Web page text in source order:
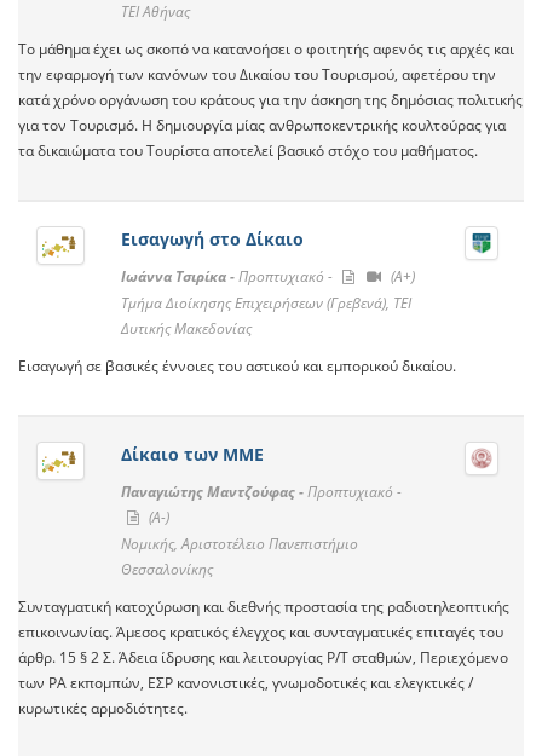
ΤΕΙ Αθήνας
Το μάθημα έχει ως σκοπό να κατανοήσει ο φοιτητής αφενός τις αρχές και
την εφαρμογή των κανόνων του Δικαίου του Τουρισμού, αφετέρου την
κατά χρόνο οργάνωση του κράτους για την άσκηση της δημόσιας πολιτικής
για τον Τουρισμό. Η δημιουργία μίας ανθρωποκεντρικής κουλτούρας για
τα δικαιώματα του Τουρίστα αποτελεί βασικό στόχο του μαθήματος.
Εισαγωγή στο Δίκαιο
Ιωάννα Τσιρίκα -Προπτυχιακό -
(A+)
Τμήμα Διοίκησης Επιχειρήσεων (Γρεβενά), ΤΕΙ
Δυτικής Μακεδονίας
Εισαγωγή σε βασικές έννοιες του αστικού και εμπορικού δικαίου.
Δίκαιο των ΜΜΕ
Παναγιώτης Μαντζούφας -Προπτυχιακό -
(A-)
Νομικής, Αριστοτέλειο Πανεπιστήμιο
Θεσσαλονίκης
Συνταγματική κατοχύρωση και διεθνής προστασία της ραδιοτηλεοπτικής
επικοινωνίας. Άμεσος κρατικός έλεγχος και συνταγματικές επιταγές του
άρθρ. 15 § 2 Σ. Άδεια ίδρυσης και λειτουργίας Ρ/Τ σταθμών, Περιεχόμενο
των ΡΑ εκπομπών, ΕΣΡ κανονιστικές, γνωμοδοτικές και ελεγκτικές /
κυρωτικές αρμοδιότητες.